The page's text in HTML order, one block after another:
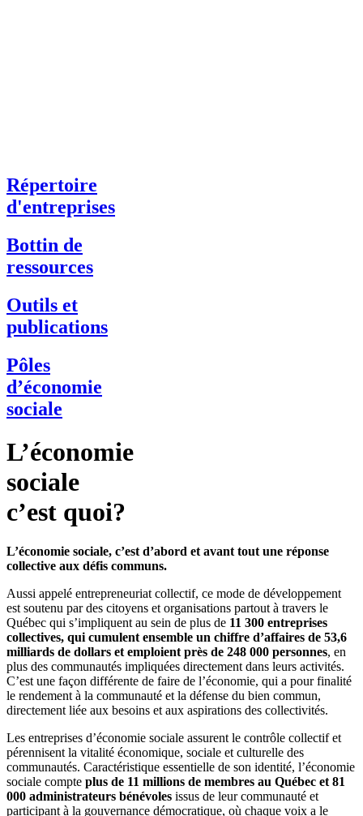
Répertoire
d'entreprises
Bottin de
ressources
Outils et
publications
Pôles
d’économie
sociale
L’économie
sociale
c’est quoi?
L’économie sociale, c’est d’abord et avant tout une réponse
collective aux défis communs.
Aussi appelé entrepreneuriat collectif, ce mode de développement
est soutenu par des citoyens et organisations partout à travers le
Québec qui s’impliquent au sein de plus de 11 300 entreprises
collectives, qui cumulent ensemble un chiffre d’affaires de 53,6
milliards de dollars et emploient près de 248 000 personnes, en
plus des communautés impliquées directement dans leurs activités.
C’est une façon différente de faire de l’économie, qui a pour finalité
le rendement à la communauté et la défense du bien commun,
directement liée aux besoins et aux aspirations des collectivités.
Les entreprises d’économie sociale assurent le contrôle collectif et
pérennisent la vitalité économique, sociale et culturelle des
communautés. Caractéristique essentielle de son identité, l’économie
sociale compte plus de 11 millions de membres au Québec et 81
000 administrateurs bénévoles issus de leur communauté et
participant à la gouvernance démocratique, où chaque voix a le